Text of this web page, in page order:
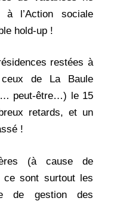
à l’Action sociale
hold-up !
restées à
ceux de La Baule
peut-être…) le 15
retards, et un
!
(à cause de
ce sont surtout les
de gestion des